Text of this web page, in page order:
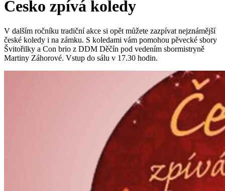
Česko zpívá koledy
V dalším ročníku tradiční akce si opět můžete zazpívat nejznámější
české koledy i na zámku. S koledami vám pomohou pěvecké sbory
Švitořilky a Con brio z DDM Děčín pod vedením sbormistryně
Martiny Záhorové. Vstup do sálu v 17.30 hodin.